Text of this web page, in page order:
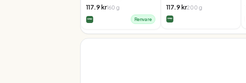
117.9 kr160 g
Renvare
117.9 kr200 g